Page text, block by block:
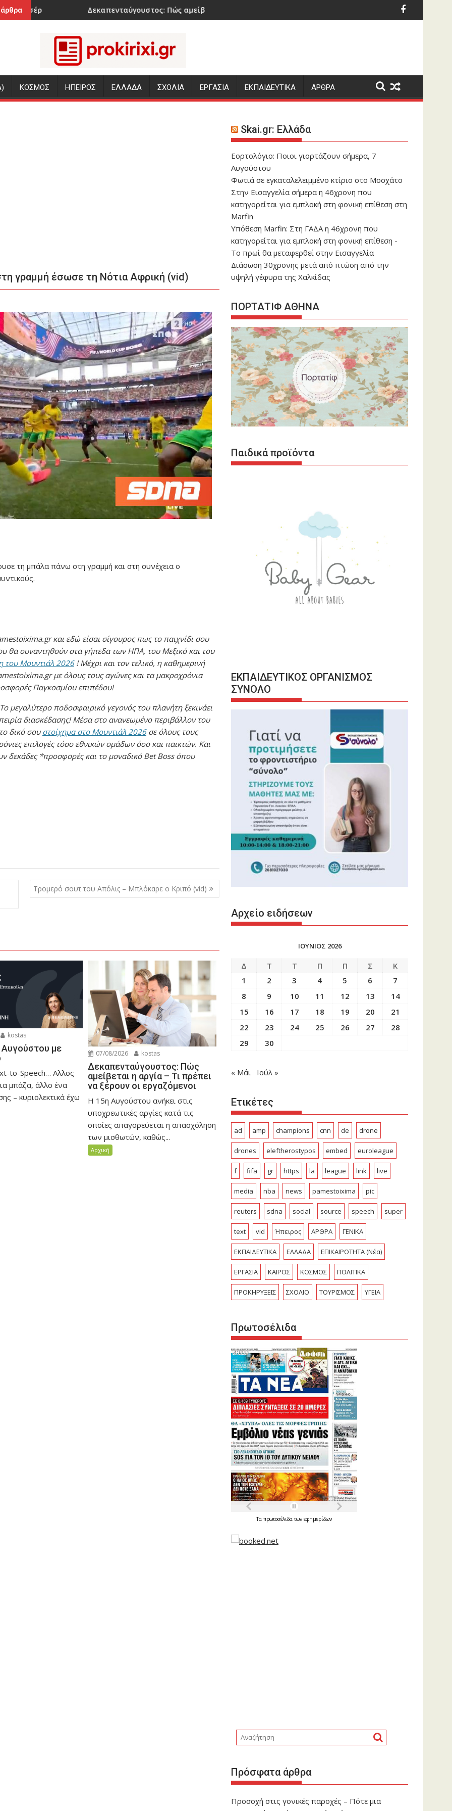
Δεκαπενταύγουστος: Πώς αμείβεται η αργία – Τι πρέπει να ξέρουν οι εργαζόμενοι
Προφυλακίστηκαν ο δήμαρχος Στυλίδας και δύο ακόμηΦορτηγό έπεσε
ΚΟΣΜΟΣ ΗΠΕΙΡΟΣ ΕΛΛΑΔΑ ΣΧΟΛΙΑ ΕΡΓΑΣΙΑ ΕΚΠΑΙΔΕΥΤΙΚΑ ΑΡΘΡΑ
γραμμή έσωσε τη Νότια Αφρική (vid)
τη μπάλα πάνω στη γραμμή και στη συνέχεια ο
και εδώ είσαι σίγουρος πως το παιχνίδι σου
θα συναντηθούν στα γήπεδα των ΗΠΑ, του Μεξικό και του
του Μουντιάλ 2026 ! Μέχρι και τον τελικό, η καθημερινή
με όλους τους αγώνες και τα μακροχρόνια
Παγκοσμίου επιπέδου!
μεγαλύτερο ποδοσφαιρικό γεγονός του πλανήτη ξεκινάει
διασκέδασης! Μέσα στο ανανεωμένο περιβάλλον του
δικό σου στοίχημα στο Μουντιάλ 2026σε όλους τους
επιλογές τόσο εθνικών ομάδων όσο και παικτών. Και
δεκάδες *προσφορές και το μοναδικό Bet Boss όπου
Τρομερό σουτ του Απόλις – Μπλόκαρε ο Κριπό (vid)
kostas
με
to-Speech… Αλλος
μπάζα, άλλο ένα
– κυριολεκτικά έχω
07/08/2026 kostas
Δεκαπενταύγουστος: Πώς
αμείβεται η αργία – Τι πρέπει
να ξέρουν οι εργαζόμενοι
Η 15η Αυγούστου ανήκει στις
υποχρεωτικές αργίες κατά τις
οποίες απαγορεύεται η απασχόληση
των μισθωτών, καθώς...
Αρχική
Skai.gr: Ελλάδα
Εορτολόγιο: Ποιοι γιορτάζουν σήμερα, 7
Αυγούστου
Φωτιά σε εγκαταλελειμμένο κτίριο στο Μοσχάτο
Στην Εισαγγελία σήμερα η 46χρονη που
κατηγορείται για εμπλοκή στη φονική επίθεση στη
Marfin
Υπόθεση Marfin: Στη ΓΑΔΑ η 46χρονη που
κατηγορείται για εμπλοκή στη φονική επίθεση -
Το πρωί θα μεταφερθεί στην Εισαγγελία
Διάσωση 30χρονης μετά από πτώση από την
υψηλή γέφυρα της Χαλκίδας
ΠΟΡΤΑΤΙΦ ΑΘΗΝΑ
Παιδικά προϊόντα
ΕΚΠΑΙΔΕΥΤΙΚΟΣ ΟΡΓΑΝΙΣΜΟΣ
ΣΥΝΟΛΟ
Αρχείο ειδήσεων
ΙΟΥΝΙΟΣ 2026
Δ Τ Τ Π Π Σ
Κ
1
2 3 4 5 6
7
8
9 10 11 12 13
14
15
16 17 18 19 20
21
22
23 24 25 26 27
28
29
30
« Μάι Ιούλ »
Ετικέτες
ad amp champions cnn de drone
drones eleftherostypos embed euroleague
f fifa gr https la league link live
media nba news pamestoixima pic
reuters sdna social source speech super
text vid Ήπειρος ΑΡΘΡΑ ΓΕΝΙΚΑ
ΕΚΠΑΙΔΕΥΤΙΚΑ ΕΛΛΑΔΑ ΕΠΙΚΑΙΡΟΤΗΤΑ (Νέα)
ΕΡΓΑΣΙΑ ΚΑΙΡΟΣ ΚΟΣΜΟΣ ΠΟΛΙΤΙΚΑ
ΠΡΟΚΗΡΥΞΕΙΣ ΣΧΟΛΙΟ ΤΟΥΡΙΣΜΟΣ ΥΓΕΙΑ
Πρωτοσέλιδα
Τα πρωτοσέλιδατων εφημερίδων
Πρόσφατα άρθρα
Προσοχή στις γονικές παροχές – Πότε μια